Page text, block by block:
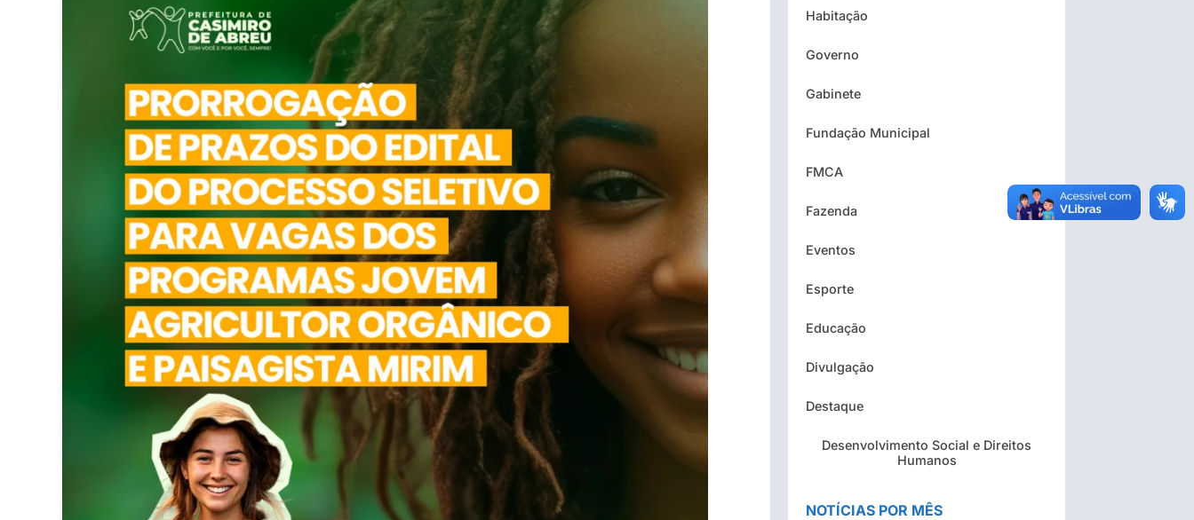
Habitação
Governo
Gabinete
Fundação Municipal
FMCA
Fazenda
Eventos
Esporte
Educação
Divulgação
Destaque
Desenvolvimento Social e Direitos
Humanos
NOTÍCIAS POR MÊS